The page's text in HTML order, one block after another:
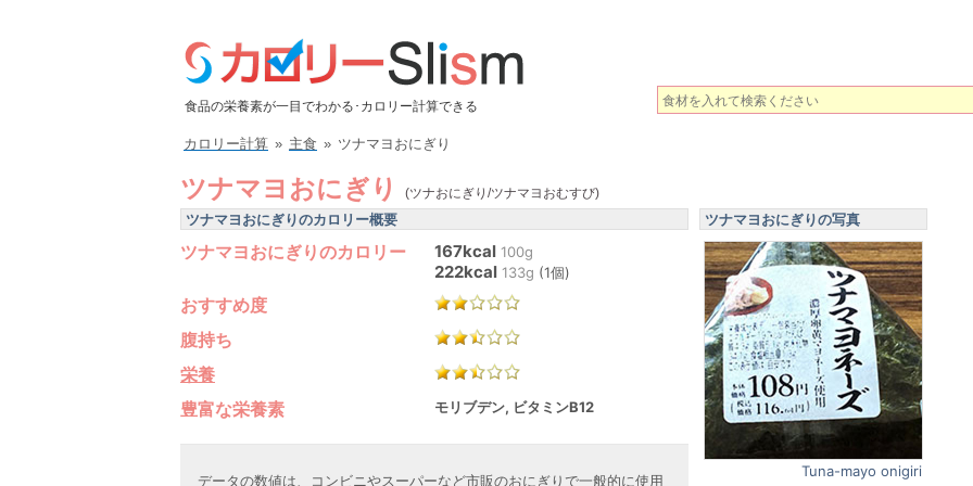
食品の栄養素が一目でわかる･カロリー計算できる
カロリー計算 » 主食 » ツナマヨおにぎり
ツナマヨおにぎり (ツナおにぎり/ツナマヨおむすび)
ツナマヨおにぎりのカロリー概要
ツナマヨおにぎりのカロリー 167kcal 100g
222kcal 133g (1個)
おすすめ度
腹持ち
栄養
豊富な栄養素
モリブデン, ビタミンB12
データの数値は、コンビニやスーパーなど市販のおにぎりで一般的に使用
ツナマヨおにぎりの写真
Tuna-mayo onigiri